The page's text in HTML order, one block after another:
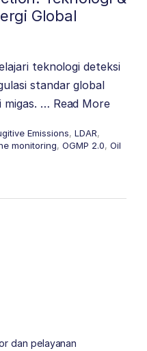
Global
teknologi deteksi
standar global
migas. … Read More
Emissions, LDAR,
monitoring, OGMP 2.0, Oil
dan pelayanan